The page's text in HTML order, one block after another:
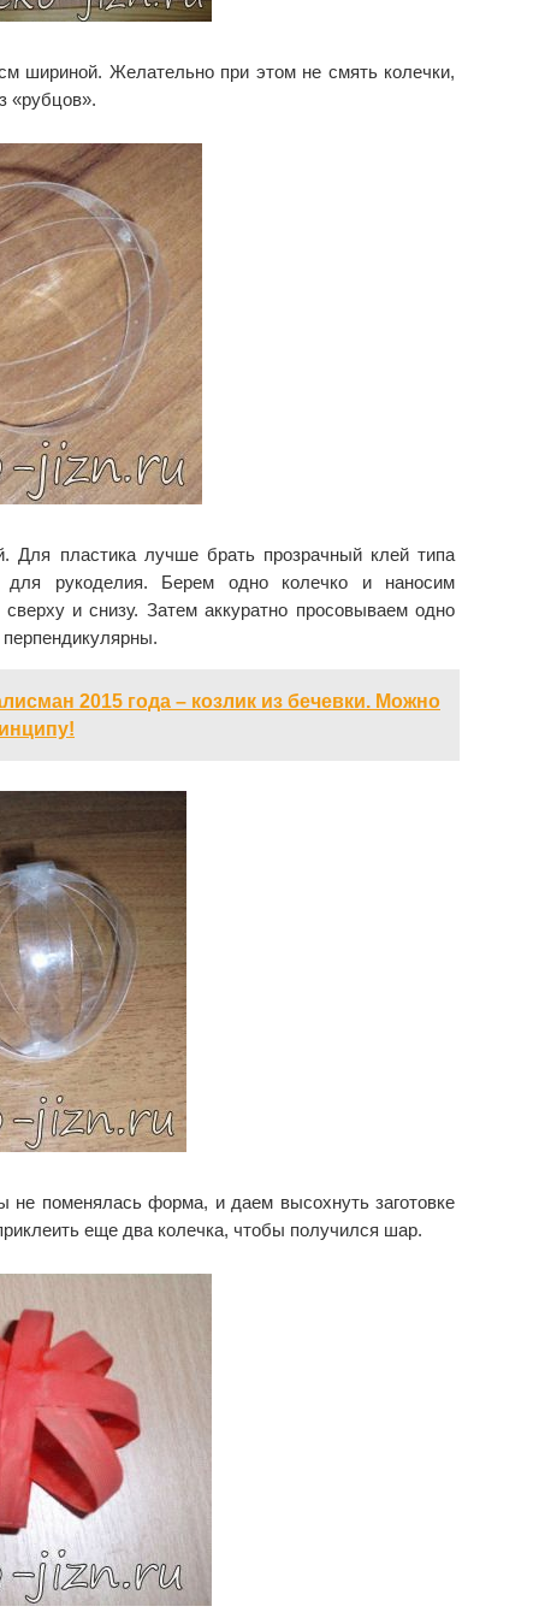
шириной. Желательно при этом не смять колечки,
«рубцов».
Для пластика лучше брать прозрачный клей типа
рукоделия. Берем одно колечко и наносим
и снизу. Затем аккуратно просовываем одно
2015 года – козлик из бечевки. Можно
не поменялась форма, и даем высохнуть заготовке
еще два колечка, чтобы получился шар.